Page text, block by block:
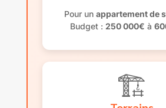
Pour un appartement de
Budget : 250 000€ à
🏗️